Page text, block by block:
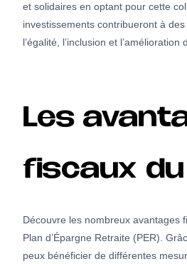
et solidaires en optant pour cette
investissements contribueront à
l’égalité, l’inclusion et l’amélioration
Les
fiscaux du
Découvre les nombreux avantages
Plan d’Épargne Retraite (PER).
peux bénéficier de différentes